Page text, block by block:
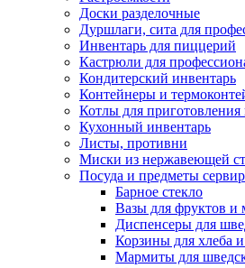
Доски разделочные
Дуршлаги, сита для
Инвентарь для пиццерий
Кастрюли для
Кондитерский инвентарь
Контейнеры и
Котлы для
Кухонный инвентарь
Листы, противни
Миски из нержавеющей
Посуда и предметы
Барное стекло
Вазы для фруктов и
Диспенсеры для
Корзины для хлеба
Мармиты для